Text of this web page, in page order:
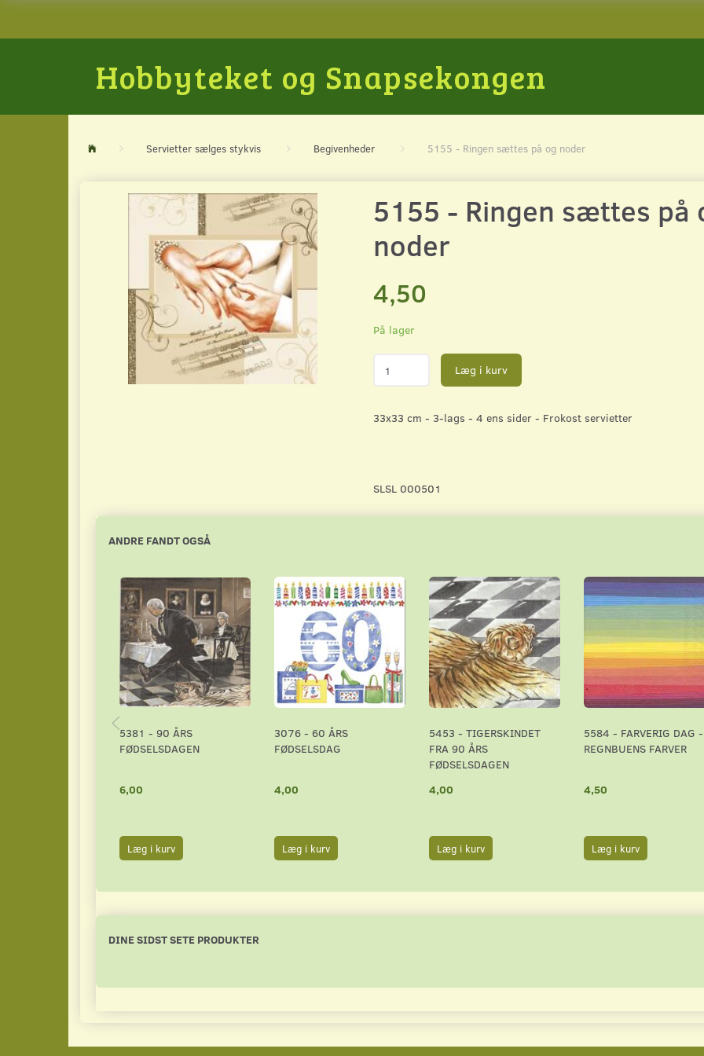
Hobbyteket og Snapsekongen
Servietter sælges stykvis Begivenheder 5155 - Ringen sættes på og noder
5155 - Ringen sættes på
noder
4,50
På lager
Læg i kurv
33x33 cm - 3-lags - 4 ens sider - Frokost servietter
SLSL 000501
ANDRE FANDT OGSÅ
5381 - 90 ÅRS
FØDSELSDAGEN
6,00
Læg i kurv
3076 - 60 ÅRS
FØDSELSDAG
4,00
Læg i kurv
5453 - TIGERSKINDET
FRA 90 ÅRS
FØDSELSDAGEN
4,00
Læg i kurv
5584 - FARVERIG DAG -
REGNBUENS FARVER
4,50
Læg i kurv
DINE SIDST SETE PRODUKTER